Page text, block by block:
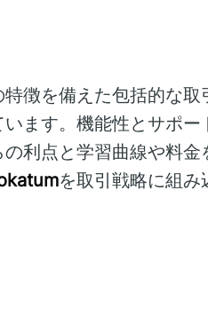
特徴を備えた包括的な
ます。機能性とサポ
利点と学習曲線や料金
を取引戦略に組み